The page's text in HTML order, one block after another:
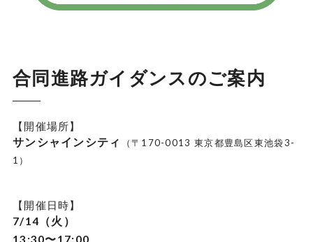
合同進路ガイダンスのご案内
【開催場所】
サンシャインシティ
（〒170-0013 東京都豊島区東池袋3-
1）
【開催日時】
7/14（火）